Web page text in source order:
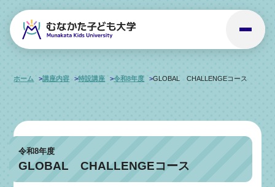
ホーム 講座内容 特設講座 令和8年度 GLOBAL CHALLENGEコース
令和8年度
GLOBAL CHALLENGEコース